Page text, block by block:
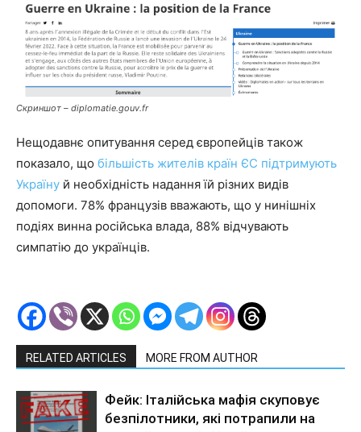
Скриншот – diplomatie.gouv.fr
Нещодавнє опитування серед європейців також
показало, що більшість жителів країн ЄС підтримують
Україну й необхідність надання їй різних видів
допомоги. 78% французів вважають, що у нинішніх
подіях винна російська влада, 88% відчувають
симпатію до українців.
RELATED ARTICLES MORE FROM AUTHOR
Фейк: Італійська мафія скуповує
безпілотники, які потрапили на